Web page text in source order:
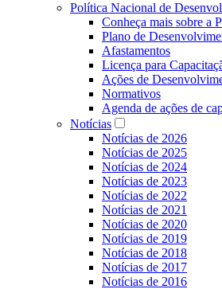
Política Nacional de
Conheça mais sobre a
Plano de
Afastamentos
Licença para
Ações de
Normativos
Agenda de ações de
Notícias
Notícias de 2026
Notícias de 2025
Notícias de 2024
Notícias de 2023
Notícias de 2022
Notícias de 2021
Notícias de 2020
Notícias de 2019
Notícias de 2018
Notícias de 2017
Notícias de 2016